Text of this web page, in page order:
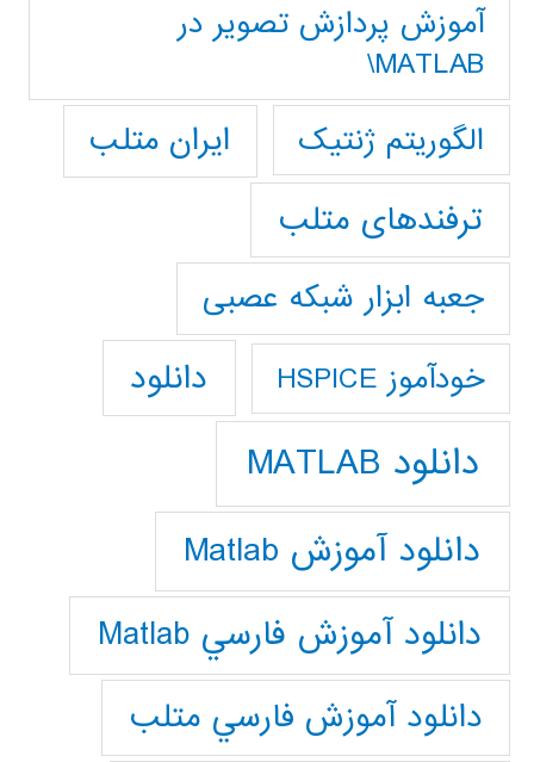
آموزش پردازش تصوير در
MATLAB\
الگوریتم ژنتیک
ایران متلب
ترفندهای متلب
جعبه ابزار شبکه عصبی
خودآموز HSPICE دانلود
دانلود MATLAB
دانلود آموزش Matlab
دانلود آموزش فارسي Matlab
دانلود آموزش فارسي متلب